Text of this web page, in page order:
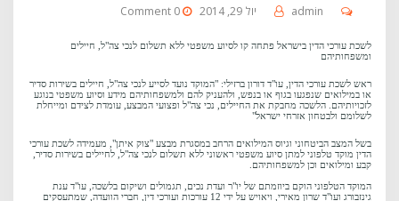
יול 29, 2014 admin
0 Comment
לשכת עורכי הדין בישראל פתחה קו לסיוע משפטי ללא תשלום לנכי צה"ל, חיילים
ומשפחותיהם
ראש לשכת עורכי הדין, עו"ד דורון ברזילי: "המוקד נועד לסייע לנכי צה"ל, חיילים בשירות סדיר
או במילואים שנפגעו בגוף או בנפש, ולהעניק להם ולמשפחותיהם מידע וסיוע משפטי בנוגע
לזכויותיהם. הלשכה מחבקת את החיילים, נכי צה"ל ופצועי המבצע, עומדת לצידם ומייחלת
לשלומם ולבטחון אזרחי ישראל"
בשל המצב הביטחוני וגיוס המילואים הרחב במסגרת מבצע "צוק איתן", מעמידה לשכת עורכי
הדין מוקד טלפוני למתן סיוע משפטי ראשוני ללא תשלום לנכי צה"ל, לחיילים בשירות סדיר,
קבע ומילואים וכן למשפחותיהם.
המוקד הטלפוני הוקם ביוזמתם של יו"ר ועדת נכים, תגמולים ושיקום בלשכה, עו"ד ענת
גינזבורג ועו"ד שרון מאירי, ויאויש על ידי 12 עורכות ועורכי דין, חברי הוועדה, שמתעסקים